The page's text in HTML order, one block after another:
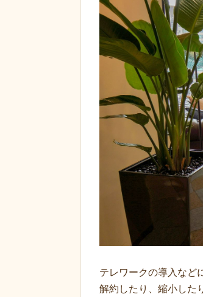
テレワークの導入など
解約したり、縮小した